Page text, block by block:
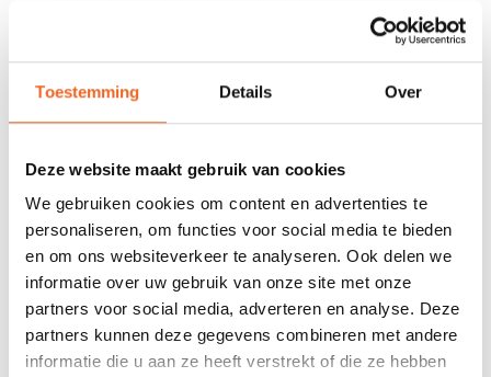
Toestemming Details Over
Deze website maakt gebruik van cookies
We gebruiken cookies om content en advertenties te
personaliseren, om functies voor social media te bieden
en om ons websiteverkeer te analyseren. Ook delen we
informatie over uw gebruik van onze site met onze
partners voor social media, adverteren en analyse. Deze
partners kunnen deze gegevens combineren met andere
informatie die u aan ze heeft verstrekt of die ze hebben
De Nanuk Nano 330 is alleen leverbaar in de kleur zwart.
Nog niet gewaardeerd
0 sterren op basis van 0 beoordelingen
JE BEOORDELING TOEVOEGEN